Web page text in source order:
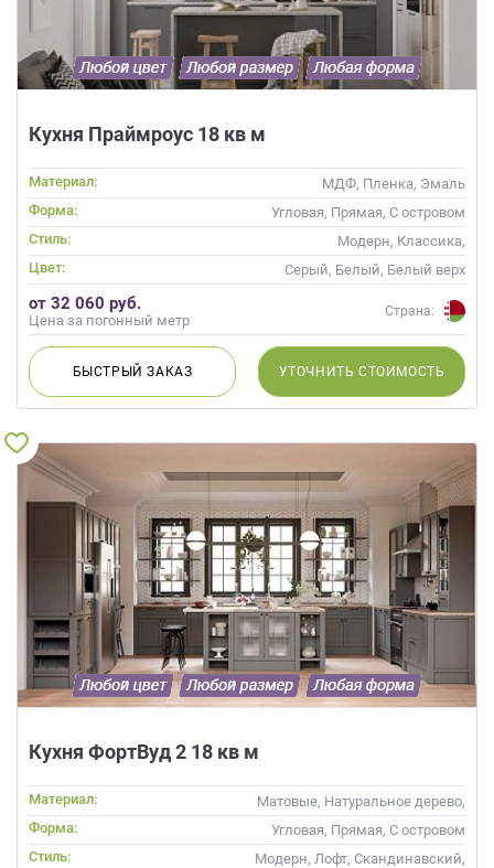
Кухня Праймроус 18 кв м
Материал:
МДФ, Пленка, Эмаль
Форма:
Угловая, Прямая, С островом
Стиль:
Модерн, Классика,
Скандинавский, Неоклассика,
Современные
Цвет:
Серый, Белый, Белый верх
темный низ
от 32 060 руб.
Цена за погонный метр
Страна:
БЫСТРЫЙЗАКАЗ УТОЧНИТЬ СТОИМОСТЬ
Кухня ФортВуд 2 18 кв м
Материал:
Матовые, Натуральное дерево,
Стекло, Массив
Форма:
Угловая, Прямая, С островом
Стиль:
Модерн, Лофт, Скандинавский,